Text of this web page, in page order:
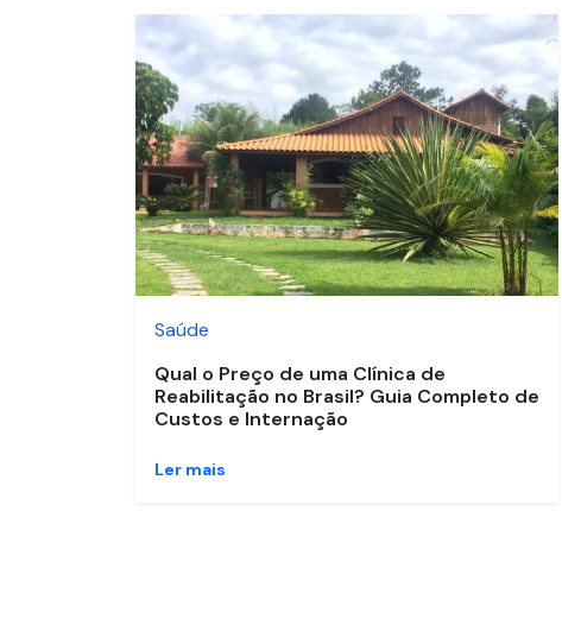
Saúde
Qual o Preço de uma Clínica de
Reabilitação no Brasil? Guia Completo de
Custos e Internação
Ler mais